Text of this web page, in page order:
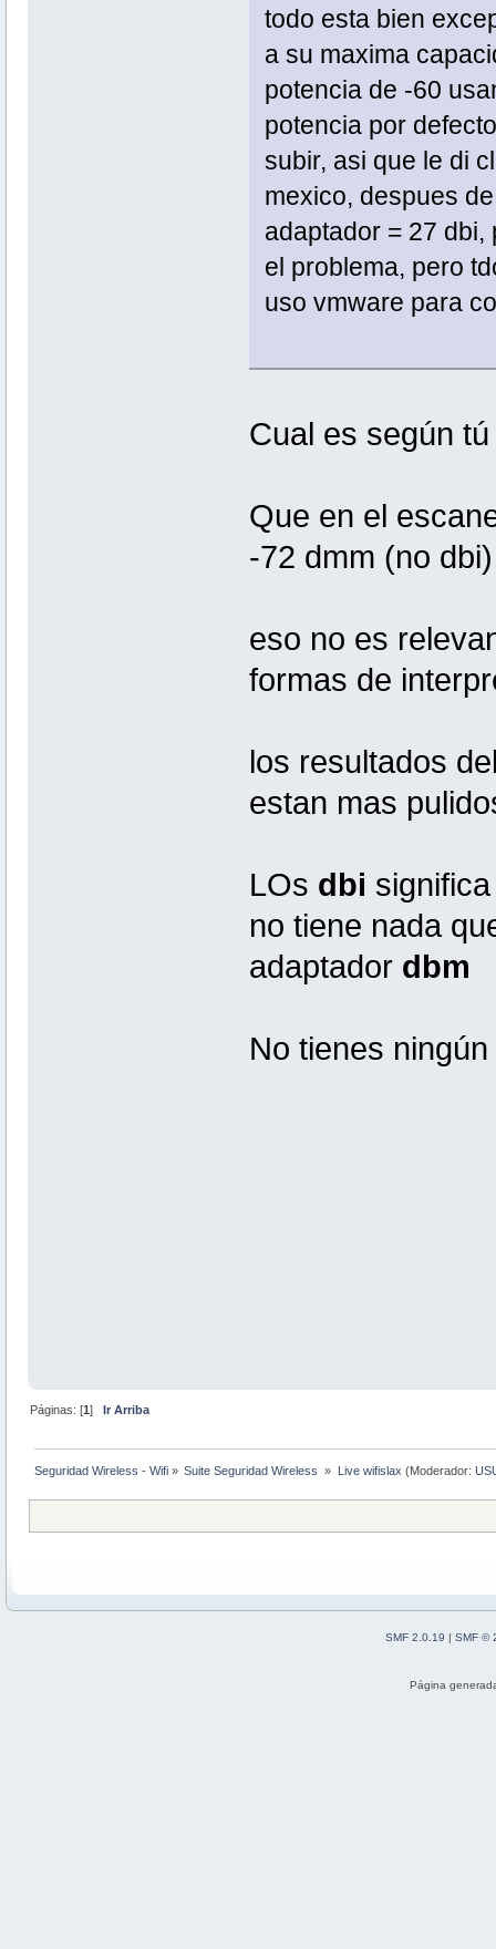
todo esta bien
a su maxima
potencia de -60
potencia por
subir, asi que le di
mexico, despues
adaptador = 27
el problema, pero
uso vmware para
Cual es según
Que en el
-72 dmm (no dbi)
eso no es
formas de
los resultados
estan mas
LOs dbi
no tiene nada
adaptador dbm
No tienes
Páginas: [1] Ir Arriba
Seguridad Wireless - Wifi » Suite Seguridad Wireless » Live wifislax (Moderador:
SMF 2.0.19
SMF ©
Página